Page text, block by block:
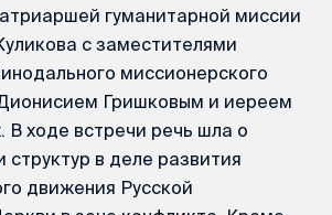
гуманитарной миссии
с заместителями
миссионерского
Гришковым и иереем
В ходе встречи речь шла о
в деле развития
движения Русской